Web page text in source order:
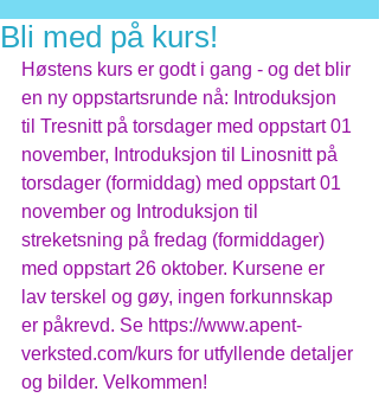
Bli med på kurs!
Høstens kurs er godt i gang - og det blir
en ny oppstartsrunde nå: Introduksjon
til Tresnitt på torsdager med oppstart 01
november, Introduksjon til Linosnitt på
torsdager (formiddag) med oppstart 01
november og Introduksjon til
streketsning på fredag (formiddager)
med oppstart 26 oktober. Kursene er
lav terskel og gøy, ingen forkunnskap
er påkrevd. Se https://www.apent-
verksted.com/kurs for utfyllende detaljer
og bilder. Velkommen!